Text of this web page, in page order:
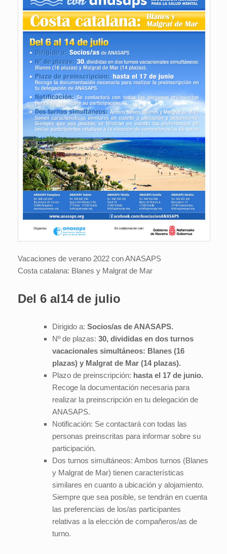
Vacaciones de verano 2022 con ANASAPS
Costa catalana: Blanes y Malgrat de Mar
Del 6 al14 de julio
Dirigido a: Socios/as de ANASAPS.
Nº de plazas: 30, divididas en dos turnos
vacacionales simultáneos: Blanes (16
plazas) y Malgrat de Mar (14 plazas).
Plazo de preinscripción: hasta el 17 de junio.
Recoge la documentación necesaria para
realizar la preinscripción en tu delegación de
ANASAPS.
Notificación: Se contactará con todas las
personas preinscritas para informar sobre su
participación.
Dos turnos simultáneos: Ambos turnos (Blanes
y Malgrat de Mar) tienen características
similares en cuanto a ubicación y alojamiento.
Siempre que sea posible, se tendrán en cuenta
las preferencias de los/as participantes
relativas a la elección de compañeros/as de
turno.